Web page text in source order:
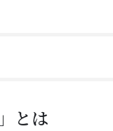
とは